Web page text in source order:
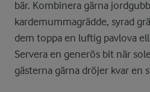
bär. Kombinera gärna
kardemummagrädde, syrad
dem toppa en luftig pavlova
Servera en generös bit när
gästerna gärna dröjer kvar en